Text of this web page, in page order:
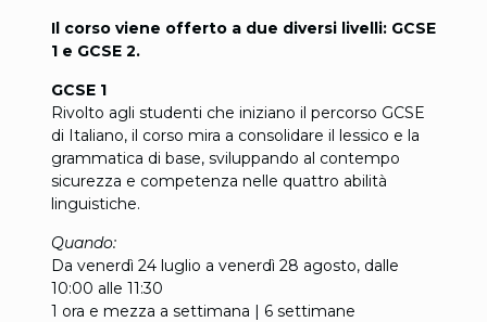
Il corso viene offerto a due diversi livelli: GCSE
1 e GCSE 2.
GCSE 1
Rivolto agli studenti che iniziano il percorso GCSE
di Italiano, il corso mira a consolidare il lessico e la
grammatica di base, sviluppando al contempo
sicurezza e competenza nelle quattro abilità
linguistiche.
Quando:
Da venerdì 24 luglio a venerdì 28 agosto, dalle
10:00 alle 11:30
1 ora e mezza a settimana | 6 settimane